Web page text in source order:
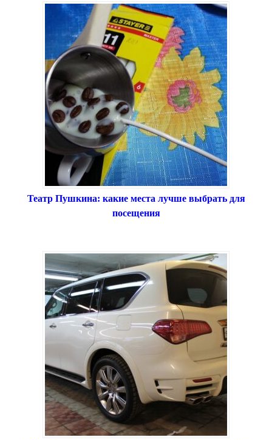
Театр Пушкина: какие места лучше выбрать для
посещения